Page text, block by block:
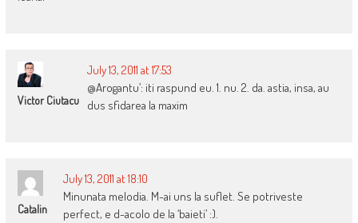
Victor Ciutacu
July 13, 2011 at 17:53
@Arogantu’: iti raspund eu. 1. nu. 2. da. astia, insa, au
dus sfidarea la maxim
Catalin
July 13, 2011 at 18:10
Minunata melodia. M-ai uns la suflet. Se potriveste
perfect, e d-acolo de la ‘baieti’ :).